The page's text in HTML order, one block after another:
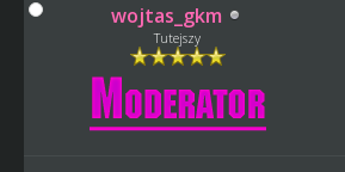
wojtas_gkm
Tutejszy